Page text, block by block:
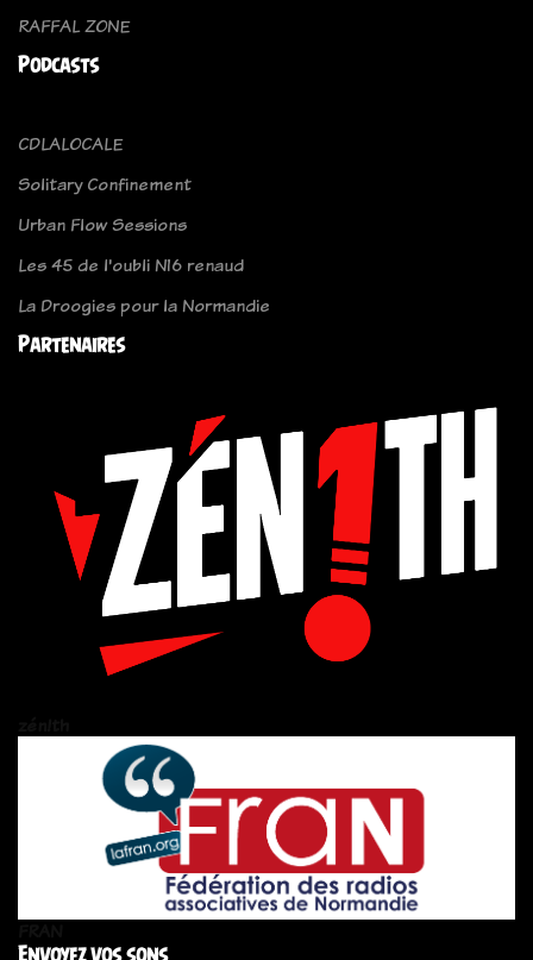
RAFFAL ZONE
Podcasts
CDLALOCALE
Solitary Confinement
Urban Flow Sessions
Les 45 de l'oubli N16 renaud
La Droogies pour la Normandie
Partenaires